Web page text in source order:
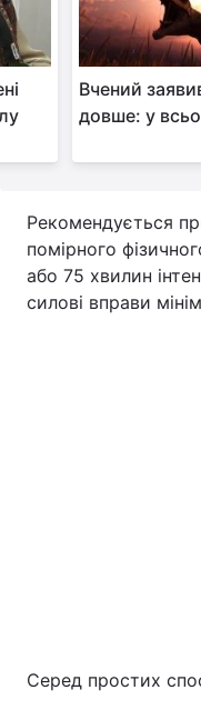
Вчений
довше: у
Рекомендується
помірного
або 75 хвилин
силові вправи
Серед простих